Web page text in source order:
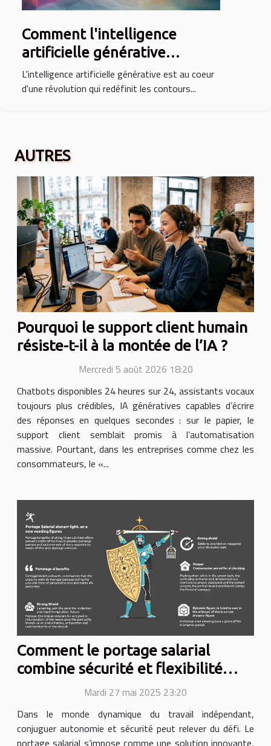
Comment l'intelligence
artificielle générative
transforme les industries
créatives
L'intelligence artificielle générative est au coeur
d'une révolution qui redéfinit les contours...
AUTRES
Pourquoi le support client humain
résiste-t-il à la montée de l’IA ?
Mercredi 5 août 2026 18:20
Chatbots disponibles 24 heures sur 24, assistants vocaux
toujours plus crédibles, IA génératives capables d’écrire
des réponses en quelques secondes : sur le papier, le
support client semblait promis à l’automatisation
massive. Pourtant, dans les entreprises comme chez les
consommateurs, le «...
Comment le portage salarial
combine sécurité et flexibilité
pour les freelances
Mardi 27 mai 2025 23:20
Dans le monde dynamique du travail indépendant,
conjuguer autonomie et sécurité peut relever du défi. Le
portage salarial s’impose comme une solution innovante,